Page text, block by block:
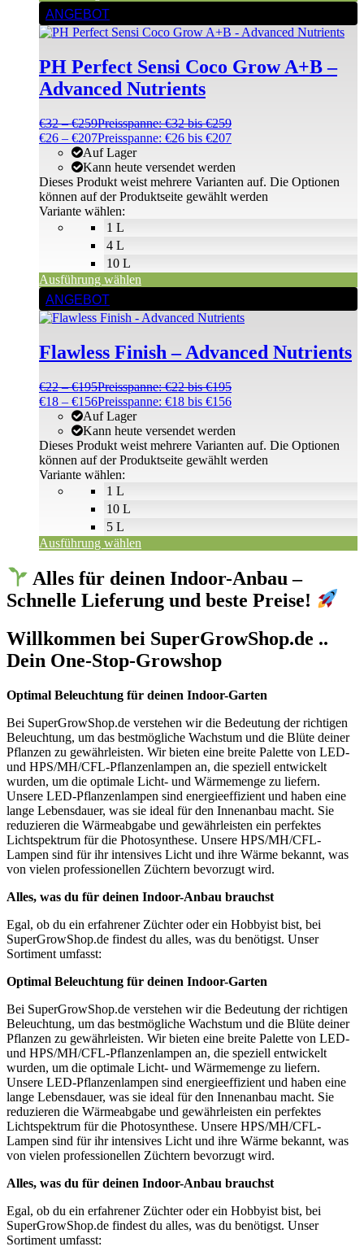
ANGEBOT
PH Perfect Sensi Coco Grow A+B –
Advanced Nutrients
€32 –€259Preisspanne: €32 bis €259
€26 – €207Preisspanne: €26 bis €207
1 L
4 L
10 L
Auf Lager
Kann heute versendet werden
Variante wählen:
Ausführung wählen
Dieses Produkt weist mehrere Varianten auf. Die Optionen
können auf der Produktseite gewählt werden
ANGEBOT
Flawless Finish – Advanced Nutrients
€22 –€195Preisspanne: €22 bis €195
€18 – €156Preisspanne: €18 bis €156
1 L
10 L
5 L
Auf Lager
Kann heute versendet werden
Variante wählen:
Ausführung wählen
Dieses Produkt weist mehrere Varianten auf. Die Optionen
können auf der Produktseite gewählt werden
Alles für deinen Indoor-Anbau –
Schnelle Lieferung und beste Preise!
Willkommen bei SuperGrowShop.de ..
Dein One-Stop-Growshop
Optimal Beleuchtung für deinen Indoor-Garten
Bei SuperGrowShop.de verstehen wir die Bedeutung der richtigen
Beleuchtung, um das bestmögliche Wachstum und die Blüte deiner
Pflanzen zu gewährleisten. Wir bieten eine breite Palette von LED-
und HPS/MH/CFL-Pflanzenlampen an, die speziell entwickelt
wurden, um die optimale Licht- und Wärmemenge zu liefern.
Unsere LED-Pflanzenlampen sind energieeffizient und haben eine
lange Lebensdauer, was sie ideal für den Innenanbau macht. Sie
reduzieren die Wärmeabgabe und gewährleisten ein perfektes
Lichtspektrum für die Photosynthese. Unsere HPS/MH/CFL-
Lampen sind für ihr intensives Licht und ihre Wärme bekannt, was
von vielen professionellen Züchtern bevorzugt wird.
Alles, was du für deinen Indoor-Anbau brauchst
Egal, ob du ein erfahrener Züchter oder ein Hobbyist bist, bei
SuperGrowShop.de findest du alles, was du benötigst. Unser
Sortiment umfasst:
Optimal Beleuchtung für deinen Indoor-Garten
Bei SuperGrowShop.de verstehen wir die Bedeutung der richtigen
Beleuchtung, um das bestmögliche Wachstum und die Blüte deiner
Pflanzen zu gewährleisten. Wir bieten eine breite Palette von LED-
und HPS/MH/CFL-Pflanzenlampen an, die speziell entwickelt
wurden, um die optimale Licht- und Wärmemenge zu liefern.
Unsere LED-Pflanzenlampen sind energieeffizient und haben eine
lange Lebensdauer, was sie ideal für den Innenanbau macht. Sie
reduzieren die Wärmeabgabe und gewährleisten ein perfektes
Lichtspektrum für die Photosynthese. Unsere HPS/MH/CFL-
Lampen sind für ihr intensives Licht und ihre Wärme bekannt, was
von vielen professionellen Züchtern bevorzugt wird.
Alles, was du für deinen Indoor-Anbau brauchst
Egal, ob du ein erfahrener Züchter oder ein Hobbyist bist, bei
SuperGrowShop.de findest du alles, was du benötigst. Unser
Sortiment umfasst: